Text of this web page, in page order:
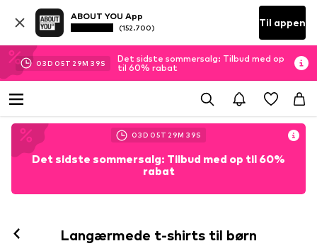
ABOUT YOU App
(152.700) Til appen
03D 05T 29M 37S
Det sidste sommersalg: Tilbud med op
til 60% rabat
03D 05T 29M 37S
Det sidste sommersalg: Tilbud med op til 60%
rabat
Langærmede t-shirts til børn